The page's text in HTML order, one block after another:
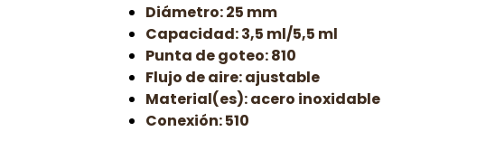
Diámetro: 25 mm
Capacidad: 3,5 ml/5,5 ml
Punta de goteo: 810
Flujo de aire: ajustable
Material(es): acero inoxidable
Conexión: 510